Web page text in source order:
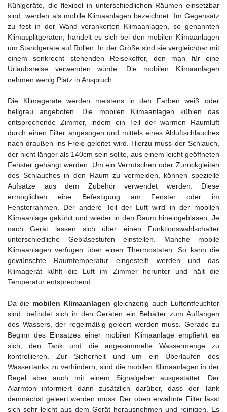
Kühlgeräte, die flexibel in unterschiedlichen Räumen einsetzbar
sind, werden als mobile Klimaanlagen bezeichnet. Im Gegensatz
zu fest in der Wand verankerten Klimaanlagen, so genannten
Klimasplitgeräten, handelt es sich bei den mobilen Klimaanlagen
um Standgeräte auf Rollen. In der Größe sind sie vergleichbar mit
einem senkrecht stehenden Reisekoffer, den man für eine
Urlaubsreise verwenden würde. Die mobilen Klimaanlagen
nehmen wenig Platz in Anspruch.
Die Klimageräte werden meistens in den Farben weiß oder
hellgrau angeboten. Die mobilen Klimaanlagen kühlen das
entsprechende Zimmer, indem ein Teil der warmen Raumluft
durch einen Filter angesogen und mittels eines Abluftschlauches
nach draußen ins Freie geleitet wird. Hierzu muss der Schlauch,
der nicht länger als 140cm sein sollte, aus einem leicht geöffneten
Fenster gehängt werden. Um ein Verrutschen oder Zurückgleiten
des Schlauches in den Raum zu vermeiden, können spezielle
Aufsätze aus dem Zubehör verwendet werden. Diese
ermöglichen eine Befestigung am Fenster oder im
Fensterrahmen. Der andere Teil der Luft wird in der mobilen
Klimaanlage gekühlt und wieder in den Raum hineingeblasen. Je
nach Gerät lassen sich über einen Funktionswahlschalter
unterschiedliche Gebläsestufen einstellen. Manche mobile
Klimaanlagen verfügen über einen Thermostaten. So kann die
gewünschte Raumtemperatur eingestellt werden und das
Klimagerät kühlt die Luft im Zimmer herunter und hält die
Temperatur entsprechend.
Da die mobilen Klimaanlagen gleichzeitig auch Luftentfeuchter
sind, befindet sich in den Geräten ein Behälter zum Auffangen
des Wassers, der regelmäßig geleert werden muss. Gerade zu
Beginn des Einsatzes einer mobilen Klimaanlage empfiehlt es
sich, den Tank und die angesammelte Wassermenge zu
kontrollieren. Zur Sicherheit und um ein Überlaufen des
Wassertanks zu verhindern, sind die mobilen Klimaanlagen in der
Regel aber auch mit einem Signalgeber ausgestattet. Der
Alarmton informiert dann zusätzlich darüber, dass der Tank
demnächst geleert werden muss. Der oben erwähnte Filter lässt
sich sehr leicht aus dem Gerät herausnehmen und reinigen. Es